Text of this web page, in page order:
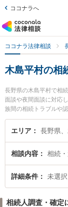
ココナラへ
ココナラ法律相談
木島平村の相
長野県の木島平村で相
面談や夜間面談に対応
族間の相続トラブルや
索もでき便利です。特
報や弁護士費用、強み
談無料で相続人調査・
たい』などでお困りの
エリア 長野県
相談内容 相続
詳細条件 未選択
相続人調査・確定